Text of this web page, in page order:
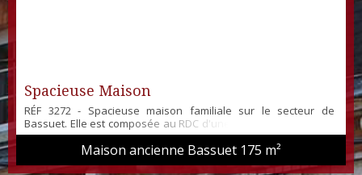
Spacieuse Maison
RÉF 3272 - Spacieuse maison familiale sur le secteur de
Bassuet. Elle est composée au RDC d'une Double pièce de vie,
une cuisine indépendante, une chambre avec douche, un wc
indépendant et un espace buanderie. A l'étage : 5 chambres,
une salle d'eau et un wc indépendant. + Grenier aménageable.
Maison ancienne Bassuet 175 m²